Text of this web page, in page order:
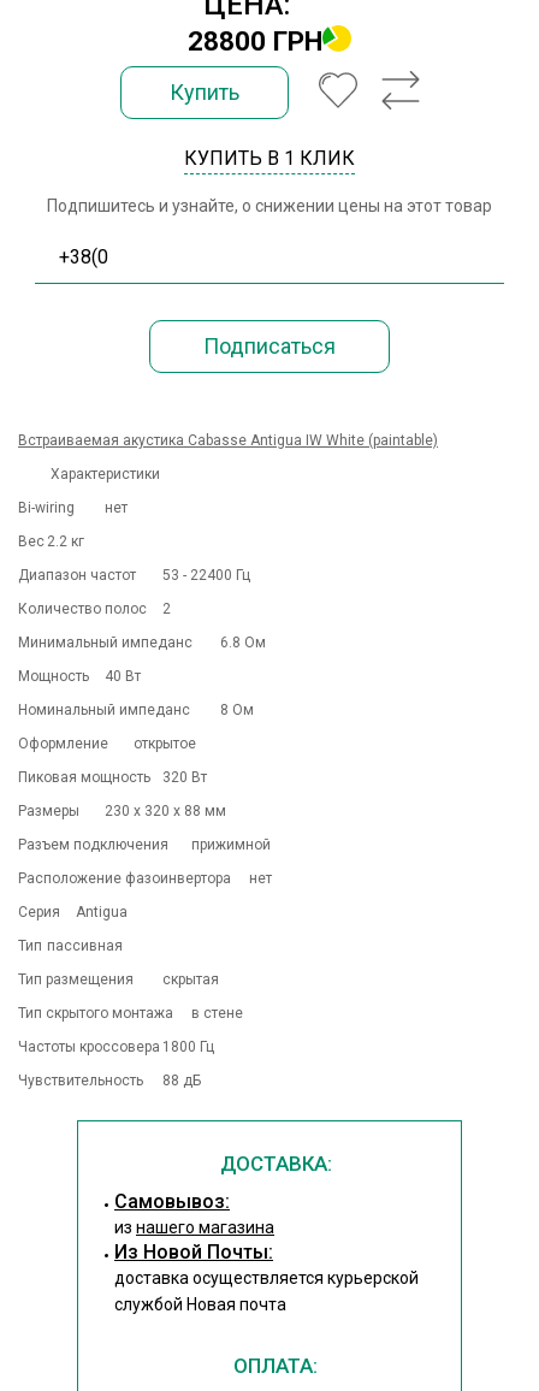
28800 ГРН
Купить
КУПИТЬ В 1 КЛИК
Подпишитесь и узнайте, о снижении цены на этот товар
Встраиваемая акустика Cabasse Antigua IW White (paintable)
Характеристики
Bi-wiring
нет
Вес 2.2 кг
Диапазон частот
53 - 22400 Гц
Количество полос
2
Минимальный импеданс
6.8 Ом
Мощность
40 Вт
Номинальный импеданс
8 Ом
Оформление
открытое
Пиковая мощность
320 Вт
Размеры
230 x 320 x 88 мм
Разъем подключения
прижимной
Расположение фазоинвертора
нет
Серия
Antigua
Тип пассивная
Тип размещения
скрытая
Тип скрытого монтажа
в стене
Частоты кроссовера 1800 Гц
Чувствительность
88 дБ
ДОСТАВКА:
Cамовывоз:
из нашего магазина
Из Новой Почты:
доставка осуществляется курьерской
службой Новая почта
ОПЛАТА: